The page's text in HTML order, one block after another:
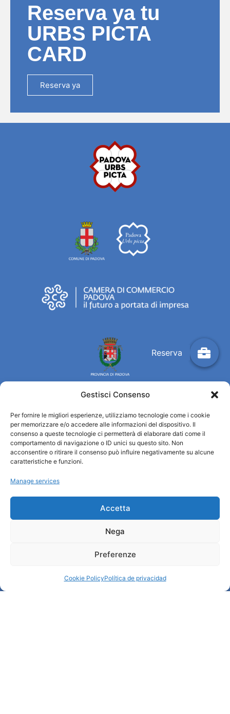
Gestisci Consenso
Per fornire le migliori esperienze, utilizziamo tecnologie come i cookie
per memorizzare e/o accedere alle informazioni del dispositivo. Il
consenso a queste tecnologie ci permetterà di elaborare dati come il
comportamento di navigazione o ID unici su questo sito. Non
acconsentire o ritirare il consenso può influire negativamente su alcune
caratteristiche e funzioni.
Manage services
Accetta
Nega
Preferenze
Cookie PolicyPolítica de privacidad
Reserva ya tu
URBS PICTA
CARD
Reserva ya
Turismo Padova
Quiénes somos
INFORMACIÓN TURÍSTICA / IAT
Cookie Policy (UE)